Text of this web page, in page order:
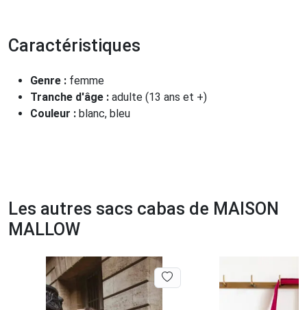
Caractéristiques
Genre : femme
Tranche d'âge : adulte (13 ans et +)
Couleur : blanc, bleu
Les autres sacs cabas de MAISON
MALLOW